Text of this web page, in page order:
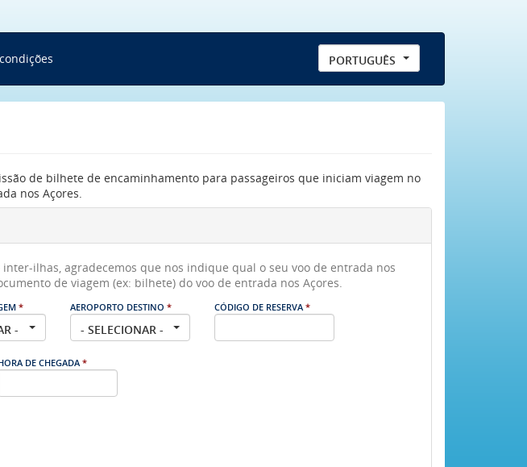
PORTUGUÊS
de bilhete de encaminhamento para passageiros que iniciam viagem no
nos Açores.
ilhas, agradecemos que nos indique qual o seu voo de entrada nos
de viagem (ex: bilhete) do voo de entrada nos Açores.
*
-
AEROPORTO DESTINO *
- SELECIONAR -
CÓDIGO DE RESERVA*
DE CHEGADA*